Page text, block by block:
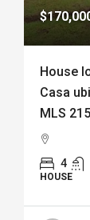
House
Casa
MLS
4
HOUSE